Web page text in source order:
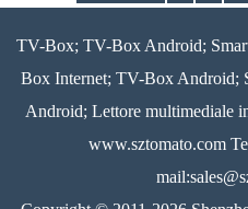
TV-Box; TV-Box Android;
Box Internet; TV-Box Android;
Android; Lettore multimediale
www.sztomato.com
mail: